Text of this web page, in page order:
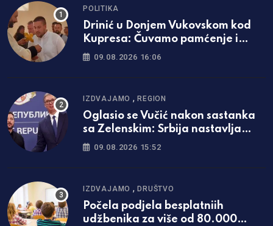
POLITIKA
Drinić u Donjem Vukovskom kod
Kupresa: Čuvamo pamćenje i
pravo na postojanje /video/
09.08.2026 16:06
IZDVAJAMO ,REGION
Oglasio se Vučić nakon sastanka
sa Zelenskim: Srbija nastavlja
politiku neutralnosti
09.08.2026 15:52
IZDVAJAMO ,DRUŠTVO
Počela podjela besplatniih
udžbenika za više od 80.000